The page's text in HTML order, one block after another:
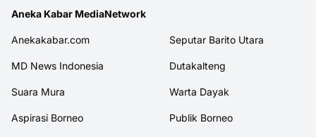
Aneka Kabar MediaNetwork
Anekakabar.com Seputar Barito Utara
MD News Indonesia Dutakalteng
Suara Mura Warta Dayak
Aspirasi Borneo Publik Borneo